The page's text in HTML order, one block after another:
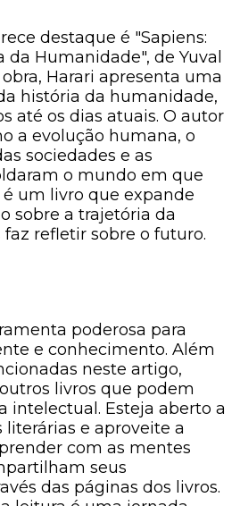
destaque é "Sapiens:
da Humanidade", de Yuval
Harari apresenta uma
história da humanidade,
até os dias atuais. O autor
a evolução humana, o
sociedades e as
o mundo em que
é um livro que expande
sobre a trajetória da
refletir sobre o futuro.
poderosa para
e conhecimento. Além
neste artigo,
livros que podem
intelectual. Esteja aberto a
literárias e aproveite a
com as mentes
seus
das páginas dos livros.